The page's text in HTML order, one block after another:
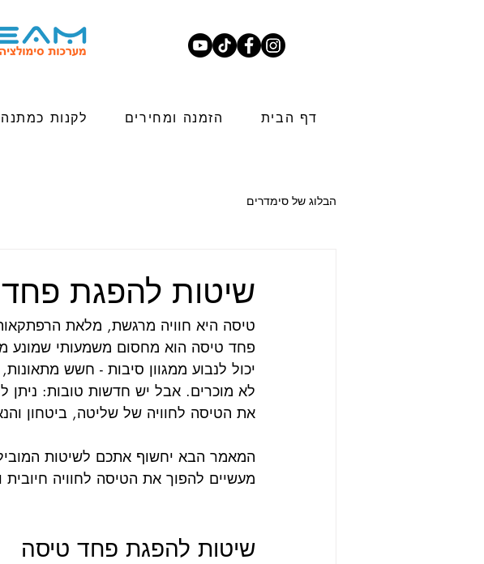
דף הבית הזמנה ומחירים לקנות כמתנה
הבלוג של סימדרים
שיטות להפגת
טיסה היא חוויה מרגשת, מלאת
פחד טיסה הוא מחסום משמעותי שמונע
יכול לנבוע ממגוון סיבות - חשש
לא מוכרים. אבל יש חדשות טובות:
את הטיסה לחוויה של שליטה, ביטחון
המאמר הבא יחשוף אתכם לשיטות
מעשיים להפוך את הטיסה לחוויה חיובית
שיטות להפגת פחד טיסה